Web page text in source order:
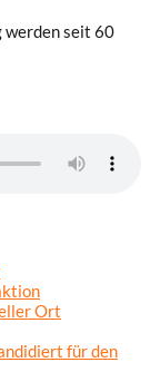
werden seit 60
Ort
für den